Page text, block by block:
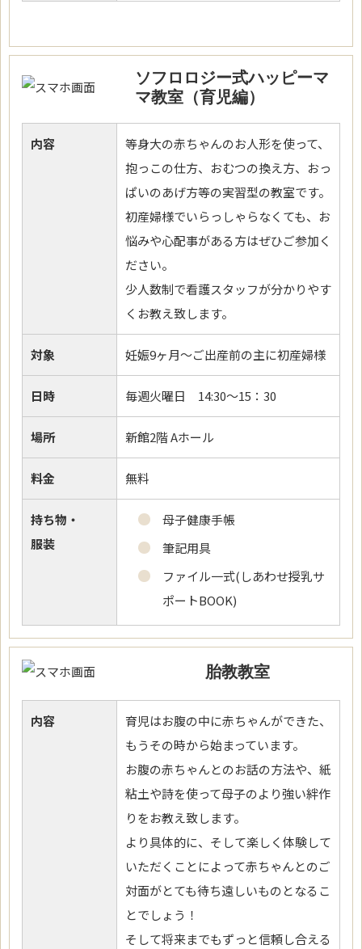
ソフロロジー式ハッピーマ
マ教室（育児編）
内容
等身大の赤ちゃんのお人形を使って、
抱っこの仕方、おむつの換え方、おっ
ぱいのあげ方等の実習型の教室です。
初産婦様でいらっしゃらなくても、お
悩みや心配事がある方はぜひご参加く
ださい。
少人数制で看護スタッフが分かりやす
くお教え致します。
対象 妊娠9ヶ月～ご出産前の主に初産婦様
日時 毎週火曜日 14:30～15：30
場所 新館2階 Aホール
料金 無料
持ち物・
服装
母子健康手帳
筆記用具
ファイル一式(しあわせ授乳サ
ポートBOOK)
胎教教室
内容
育児はお腹の中に赤ちゃんができた、
もうその時から始まっています。
お腹の赤ちゃんとのお話の方法や、紙
粘土や詩を使って母子のより強い絆作
りをお教え致します。
より具体的に、そして楽しく体験して
いただくことによって赤ちゃんとのご
対面がとても待ち遠しいものとなるこ
とでしょう！
そして将来までもずっと信頼し合える